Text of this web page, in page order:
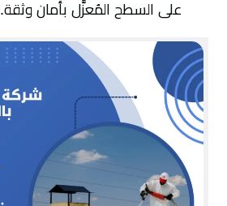
على السطح المُعزَّل بأمان وثقة.